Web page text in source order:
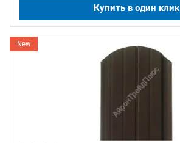
Купить в один клик
New